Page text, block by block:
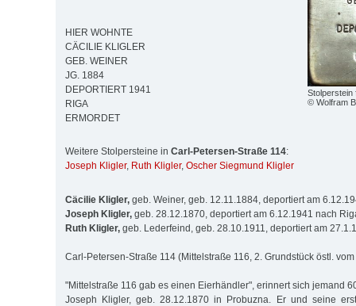
Stolperstein
© Wolfram
HIER WOHNTE
CÄCILIE KLIGLER
GEB. WEINER
JG. 1884
DEPORTIERT 1941
RIGA
ERMORDET
Weitere Stolpersteine in Carl-Petersen-Straße 114:
Joseph Kligler, Ruth Kligler, Oscher Siegmund Kligler
Cäcilie Kligler, geb. Weiner, geb. 12.11.1884, deportiert am
Joseph Kligler, geb. 28.12.1870, deportiert am 6.12.1941 nach
Ruth Kligler, geb. Lederfeind, geb. 28.10.1911, deportiert am
Carl-Petersen-Straße 114 (Mittelstraße 116, 2. Grundstück östl.
"Mittelstraße 116 gab es einen Eierhändler", erinnert sich jemand
Joseph Kligler, geb. 28.12.1870 in Probuzna. Er und seine